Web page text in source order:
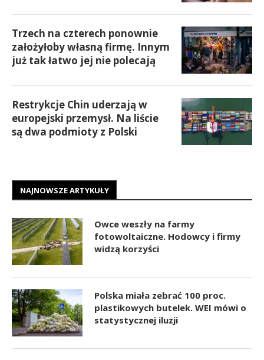
Trzech na czterech ponownie
założyłoby własną firmę. Innym
już tak łatwo jej nie polecają
Restrykcje Chin uderzają w
europejski przemysł. Na liście
są dwa podmioty z Polski
NAJNOWSZE ARTYKUŁY
Owce weszły na farmy
fotowoltaiczne. Hodowcy i firmy
widzą korzyści
Polska miała zebrać 100 proc.
plastikowych butelek. WEI mówi o
statystycznej iluzji